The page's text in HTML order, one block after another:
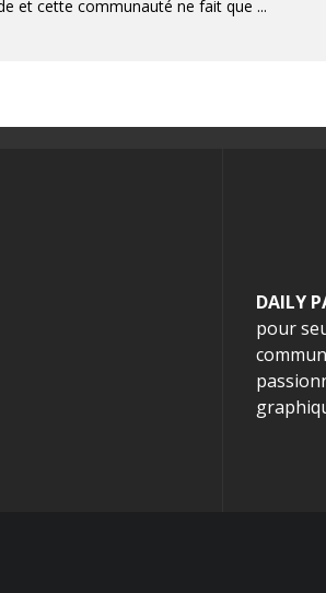
et cette communauté ne fait que ...
DAILY
pour